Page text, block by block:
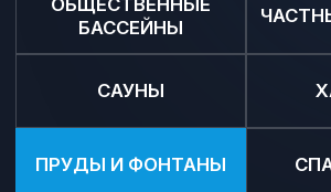
ПРУДЫ И ФОНТАНЫ СПА И ТЕРМЫ